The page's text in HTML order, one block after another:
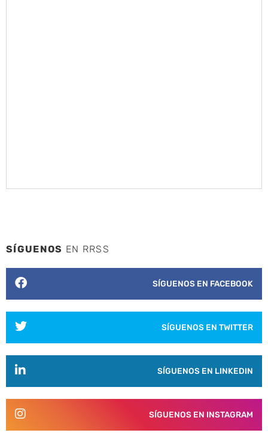
SÍGUENOS EN RRSS
SÍGUENOS EN FACEBOOK
SÍGUENOS EN TWITTER
SÍGUENOS EN LINKEDIN
SÍGUENOS EN INSTAGRAM